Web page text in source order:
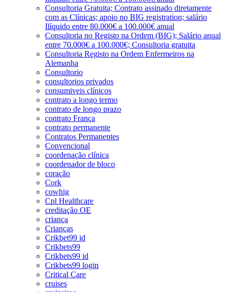
Consultoria Gratuita; Contrato assinado diretamente
com as Clínicas; apoio no BIG registration; salário
Ilíquido entre 80.000€ a 100.000€ anual
Consultoria no Registo na Ordem (BIG); Salário anual
entre 70.000€ a 100.000€; Consultoria gratuita
Consultoria Registo na Ordem Enfermeiros na
Alemanha
Consultorio
consultorios privados
consumiveis clínicos
contrato a longo termo
contrato de longo prazo
contrato França
contrato permanente
Contratos Permanentes
Convencional
coordenação clínica
coordenador de bloco
coração
Cork
cowhig
Cpl Healthcare
creditação OE
criança
Crianças
Crikbet99 id
Crikbets99
Crikbets99 id
Crikbets99 login
Critical Care
cruises